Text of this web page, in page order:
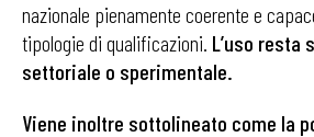
nazionale pienamente coerente e
tipologie di qualificazioni. L’uso resta
settoriale o sperimentale.
Viene inoltre sottolineato come la